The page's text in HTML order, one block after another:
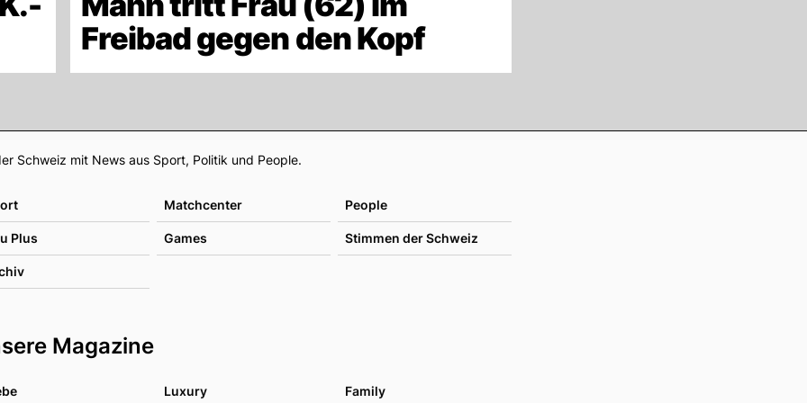
Freibad gegen den Kopf
Footer
Schweiz mit News aus Sport, Politik und People.
Matchcenter People
Plus Games Stimmen der Schweiz
Magazine
Luxury Family